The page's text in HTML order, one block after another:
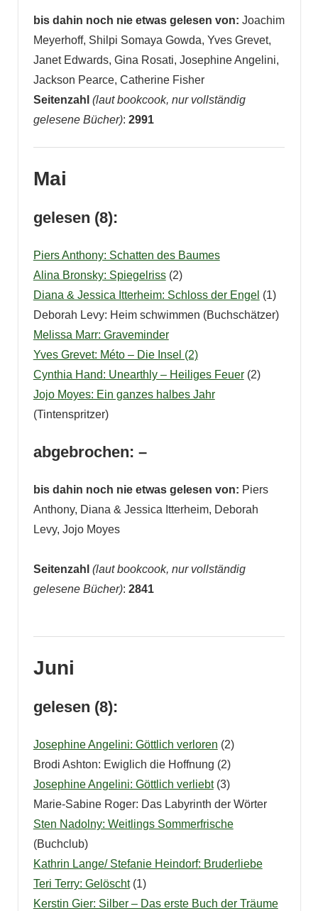
bis dahin noch nie etwas gelesen von: Joachim
Meyerhoff, Shilpi Somaya Gowda, Yves Grevet,
Janet Edwards, Gina Rosati, Josephine Angelini,
Jackson Pearce, Catherine Fisher
Seitenzahl (laut bookcook, nur vollständig
gelesene Bücher): 2991
Mai
gelesen (8):
Piers Anthony: Schatten des Baumes
Alina Bronsky: Spiegelriss(2)
Diana & Jessica Itterheim: Schloss der Engel (1)
Deborah Levy: Heim schwimmen (Buchschätzer)
Melissa Marr: Graveminder
Yves Grevet: Méto – Die Insel (2)
Cynthia Hand: Unearthly – Heiliges Feuer(2)
Jojo Moyes: Ein ganzes halbes Jahr
(Tintenspritzer)
abgebrochen: –
bis dahin noch nie etwas gelesen von: Piers
Anthony, Diana & Jessica Itterheim, Deborah
Levy, Jojo Moyes
Seitenzahl (laut bookcook, nur vollständig
gelesene Bücher): 2841
Juni
gelesen (8):
Josephine Angelini: Göttlich verloren (2)
Brodi Ashton: Ewiglich die Hoffnung (2)
Josephine Angelini: Göttlich verliebt(3)
Marie-Sabine Roger: Das Labyrinth der Wörter
Sten Nadolny: Weitlings Sommerfrische
(Buchclub)
Kathrin Lange/ Stefanie Heindorf: Bruderliebe
Teri Terry: Gelöscht(1)
Kerstin Gier: Silber – Das erste Buch der Träume